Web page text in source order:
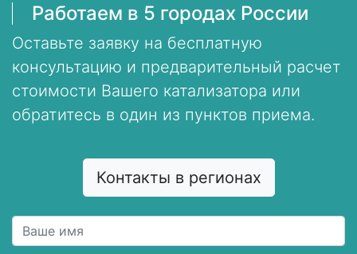
Работаем в 5 городах России
Оставьте заявку на бесплатную
консультацию и предварительный расчет
стоимости Вашего катализатора или
обратитесь в один из пунктов приема.
Контакты в регионах